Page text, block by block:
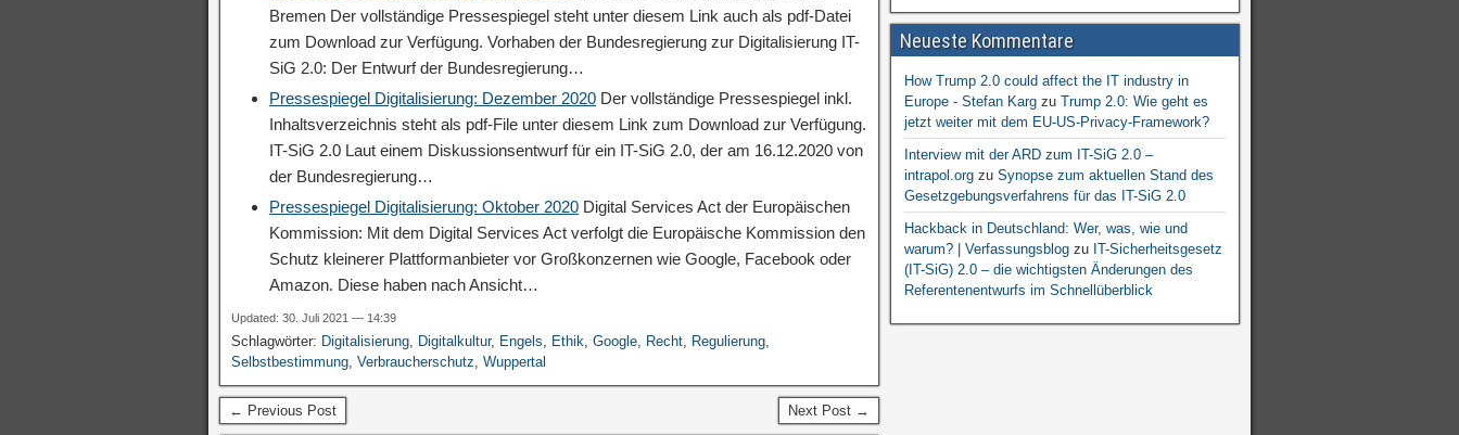
Bremen Der vollständige Pressespiegel steht unter diesem Link auch als pdf-Datei
zum Download zur Verfügung. Vorhaben der Bundesregierung zur Digitalisierung IT-
SiG 2.0: Der Entwurf der Bundesregierung…
Pressespiegel Digitalisierung: Dezember 2020 Der vollständige Pressespiegel inkl.
Inhaltsverzeichnis steht als pdf-File unter diesem Link zum Download zur Verfügung.
IT-SiG 2.0 Laut einem Diskussionsentwurf für ein IT-SiG 2.0, der am 16.12.2020 von
der Bundesregierung…
Pressespiegel Digitalisierung: Oktober 2020 Digital Services Act der Europäischen
Kommission: Mit dem Digital Services Act verfolgt die Europäische Kommission den
Schutz kleinerer Plattformanbieter vor Großkonzernen wie Google, Facebook oder
Amazon. Diese haben nach Ansicht…
Updated: 30. Juli 2021 — 14:39
Schlagwörter: Digitalisierung, Digitalkultur, Engels, Ethik, Google, Recht, Regulierung,
Selbstbestimmung, Verbraucherschutz, Wuppertal
← Previous Post Next Post →
Neueste Kommentare
How Trump 2.0 could affect the IT industry in
Europe - Stefan Kargzu Trump 2.0: Wie geht es
jetzt weiter mit dem EU-US-Privacy-Framework?
Interview mit der ARD zum IT-SiG 2.0 –
intrapol.orgzu Synopse zum aktuellen Stand des
Gesetzgebungsverfahrens für das IT-SiG 2.0
Hackback in Deutschland: Wer, was, wie und
warum? | Verfassungsblogzu IT-Sicherheitsgesetz
(IT-SiG) 2.0 – die wichtigsten Änderungen des
Referentenentwurfs im Schnellüberblick